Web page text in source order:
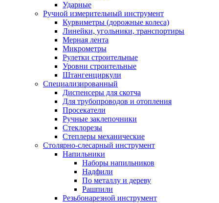
Ударные
Ручной измерительный инструмент
Курвиметры (дорожные колеса)
Линейки, угольники, транспортиры
Мерная лента
Микрометры
Рулетки строительные
Уровни строительные
Штангенциркули
Специализированный
Диспенсеры для скотча
Для трубопроводов и отопления
Просекатели
Ручные заклепочники
Стеклорезы
Степлеры механические
Столярно-слесарный инструмент
Напильники
Наборы напильников
Надфили
По металлу и дереву
Рашпили
Резьбонарезной инструмент